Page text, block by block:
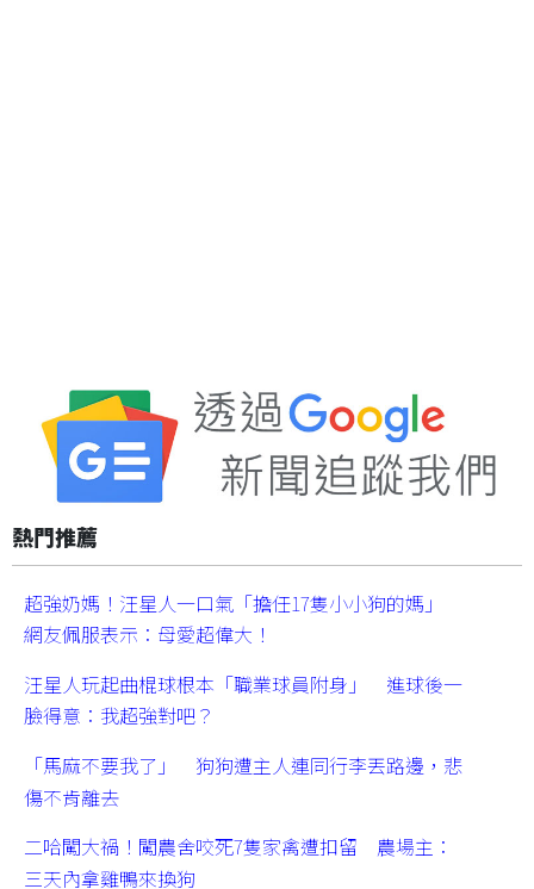
熱門推薦
超強奶媽！汪星人一口氣「擔任17隻小小狗的媽」
網友佩服表示：母愛超偉大！
汪星人玩起曲棍球根本「職業球員附身」 進球後一
臉得意：我超強對吧？
「馬麻不要我了」 狗狗遭主人連同行李丟路邊，悲
傷不肯離去
二哈闖大禍！闖農舍咬死7隻家禽遭扣留 農場主：
三天內拿雞鴨來換狗